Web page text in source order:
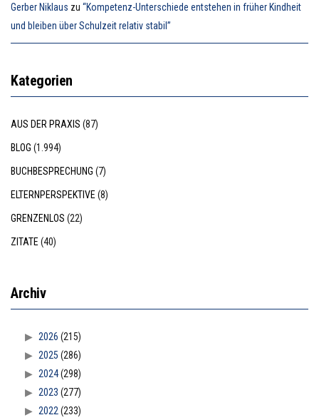
Gerber Niklaus zu “Kompetenz-Unterschiede entstehen in früher Kindheit
und bleiben über Schulzeit relativ stabil”
Kategorien
AUS DER PRAXIS (87)
BLOG (1.994)
BUCHBESPRECHUNG (7)
ELTERNPERSPEKTIVE (8)
GRENZENLOS (22)
ZITATE (40)
Archiv
2026 (215)
2025 (286)
2024(298)
2023 (277)
2022 (233)